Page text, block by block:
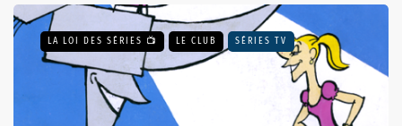
LA LOI DES SÉRIES 📺 LE CLUB SÉRIES TV